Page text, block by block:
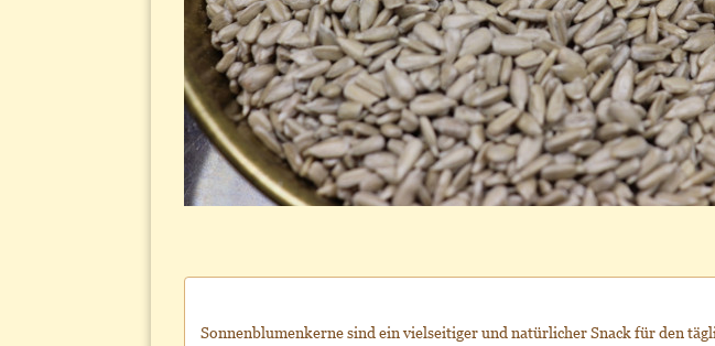
Sonnenblumenkerne sind ein vielseitiger und natürlicher Snack für den